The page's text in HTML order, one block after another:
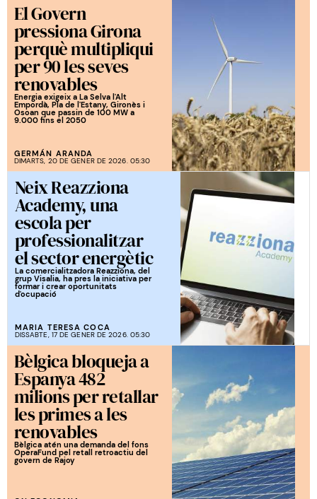
El Govern
pressiona Girona
perquè multipliqui
per 90 les seves
renovables
Energia exigeix a La Selva l'Alt
Empordà, Pla de l'Estany, Gironès i
Osoan que passin de 100 MW a
9.000 fins el 2050
GERMÁN ARANDA
DIMARTS, 20 DE GENER DE 2026. 05:30
Neix Reazziona
Academy, una
escola per
professionalitzar
el sector energètic
La comercialitzadora Reazziona, del
grup Visalia, ha pres la iniciativa per
formar i crear oportunitats
d'ocupació
MARIA TERESA COCA
DISSABTE, 17 DE GENER DE 2026. 05:30
Bèlgica bloqueja a
Espanya 482
milions per retallar
les primes a les
renovables
Bèlgica atén una demanda del fons
OperaFund pel retall retroactiu del
govern de Rajoy